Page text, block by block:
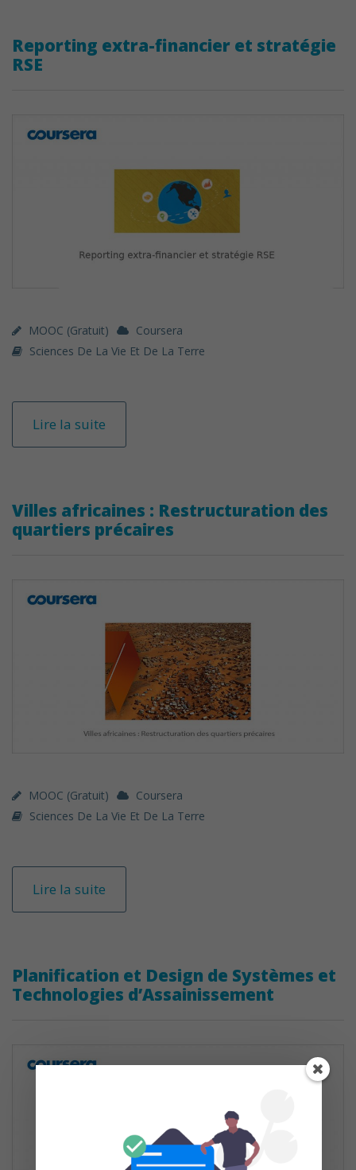
Reporting extra-financier et stratégie
RSE
MOOC (gratuit)
Coursera
Sciences De La Vie Et De La Terre
Lire la suite
Villes africaines : Restructuration des
quartiers précaires
MOOC (gratuit)
Coursera
Sciences De La Vie Et De La Terre
Lire la suite
Planification et Design de Systèmes et
Technologies d’Assainissement